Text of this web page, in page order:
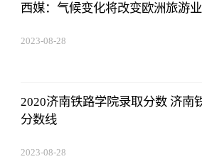
西媒：气候变化将改变欧洲旅游
2023-08-28
2020济南铁路学院录取分数 济南
分数线
2023-08-28